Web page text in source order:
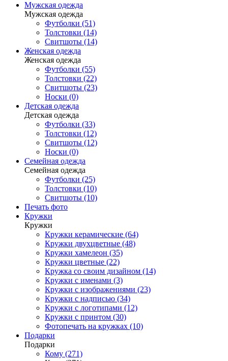
Мужская одежда
Мужская одежда
Футболки (51)
Толстовки (14)
Свитшоты (14)
Женская одежда
Женская одежда
Футболки (55)
Толстовки (22)
Свитшоты (23)
Носки (0)
Детская одежда
Детская одежда
Футболки (33)
Толстовки (12)
Свитшоты (12)
Носки (0)
Семейная одежда
Семейная одежда
Футболки (25)
Толстовки (10)
Свитшоты (10)
Печать фото
Кружки
Кружки
Кружки керамические (64)
Кружки двухцветные (48)
Кружки хамелеон (35)
Кружки цветные (22)
Кружка со своим дизайном (14)
Кружки с именами (3)
Кружки с изображениями (23)
Кружки с надписью (34)
Кружки с логотипами (12)
Кружки с принтом (30)
Фотопечать на кружках (10)
Подарки
Подарки
Кому (271)